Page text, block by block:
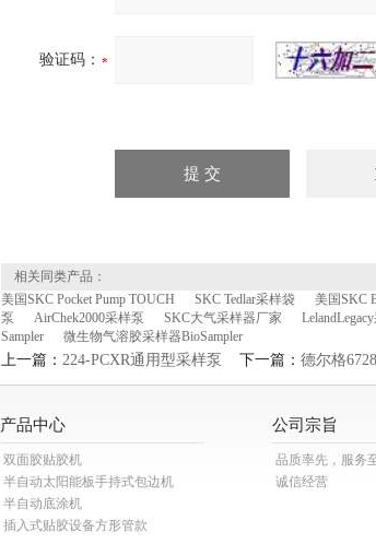
验证码：
相关同类产品：
美国SKC Pocket Pump TOUCH
SKC Tedlar采样袋 美国SKC
泵
AirChek2000采样泵 SKC大气采样器厂家
Sampler
微生物气溶胶采样器BioSampler
上一篇： 224-PCXR通用型采样泵 下一篇： 德尔格
产品中心
双面胶贴胶机
半自动太阳能板手持式包边机
半自动底涂机
插入式贴胶设备方形管款
公司宗旨
品质率先，服务
诚信经营